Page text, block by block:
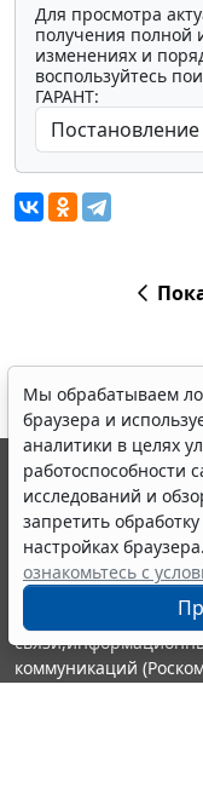
Для просмотра
получения полной
изменениях и
воспользуйтесь
ГАРАНТ:
Мы обрабатываем
браузера и
аналитики в целях
работоспособности
исследований и
запретить
настройках
ознакомьтесь с
© ООО "НПП "ГАРАНТ-
выпускается с 1990
являются
информации ГАРАНТ.
Портал ГАРАНТ.РУ
издания
коммуникаций